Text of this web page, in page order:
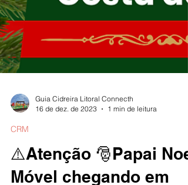
CRM
⚠️Atenção 🎅Papai Noel